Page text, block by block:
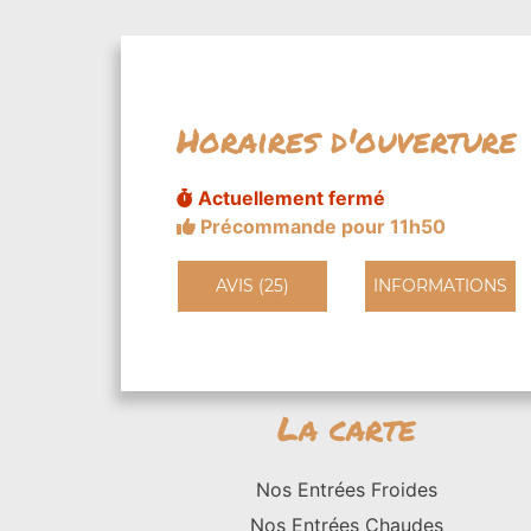
Horaires d'ouverture
Actuellement fermé
Précommande pour 11h50
AVIS (25) INFORMATIONS
La carte
Nos Entrées Froides
Nos Entrées Chaudes